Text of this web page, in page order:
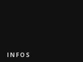
INFOS